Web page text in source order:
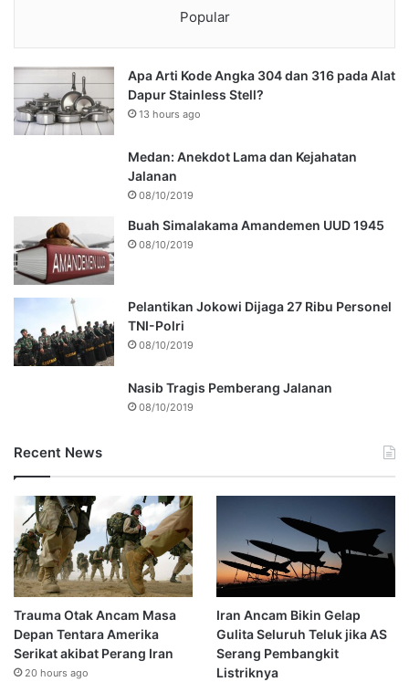
Popular
Apa Arti Kode Angka 304 dan 316 pada Alat
Dapur Stainless Stell?
13 hours ago
Medan: Anekdot Lama dan Kejahatan
Jalanan
08/10/2019
Buah Simalakama Amandemen UUD 1945
08/10/2019
Pelantikan Jokowi Dijaga 27 Ribu Personel
TNI-Polri
08/10/2019
Nasib Tragis Pemberang Jalanan
08/10/2019
Recent News
Trauma Otak Ancam Masa
Depan Tentara Amerika
Serikat akibat Perang Iran
20 hours ago
Iran Ancam Bikin Gelap
Gulita Seluruh Teluk jika AS
Serang Pembangkit
Listriknya